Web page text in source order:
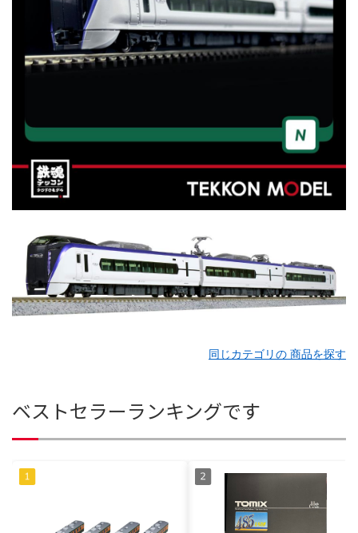
同じカテゴリの 商品を探す
ベストセラーランキングです